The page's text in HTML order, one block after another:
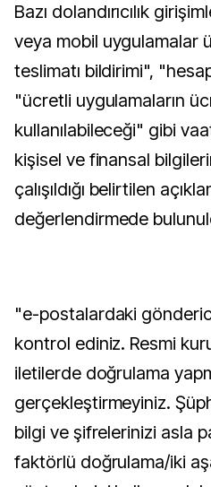
Bazı dolandırıcılık
veya mobil uygulamalar
teslimatı bildirimi",
"ücretli uygulamaların
kullanılabileceği" gibi
kişisel ve finansal
çalışıldığı belirtilen
değerlendirmede
"e-postalardaki
kontrol ediniz. Resmi
iletilerde doğrulama
gerçekleştirmeyiniz.
bilgi ve şifrelerinizi asla
faktörlü doğrulama/iki